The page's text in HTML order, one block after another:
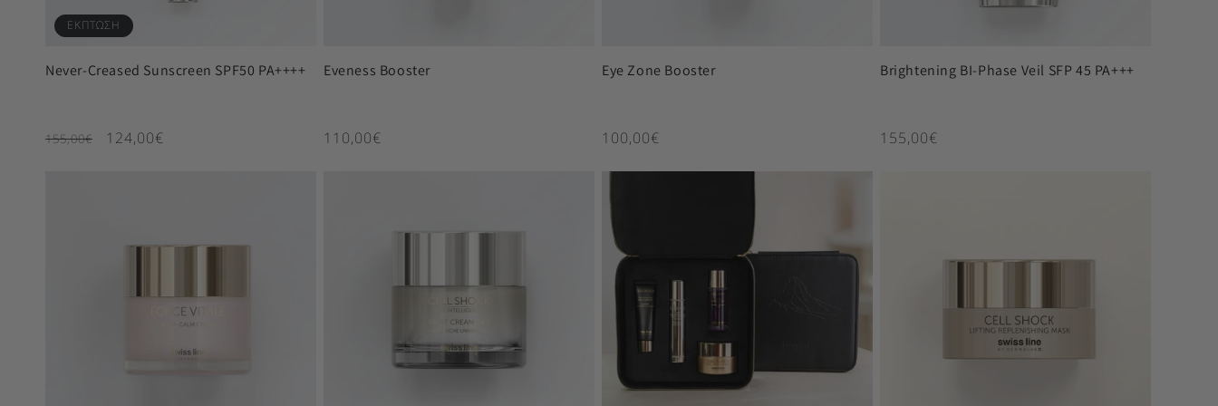
ΕΚΠΤΩΣΗ
Never-Creased Sunscreen SPF50 PA++++
Κανονική τιμή
155,00€ Τιμή έκπτωσης
124,00€
Eveness Booster
Κανονική τιμή
110,00€
Eye Zone Booster
Κανονική τιμή
100,00€
Brightening BI-Phase Veil SFP 45 PA+++
Κανονική τιμή
155,00€